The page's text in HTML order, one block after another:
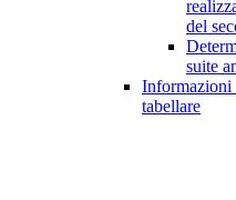
del
suite
Informazioni
tabellare